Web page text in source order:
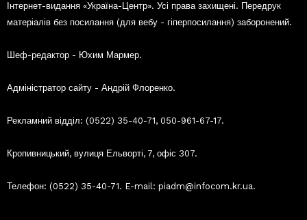
Інтернет-видання «Україна-Центр». Усі права захищені. Передрук
матеріалів без посилання (для вебу - гіперпосилання) заборонений.
Шеф-редактор - Юхим Мармер.
Адміністратор сайту - Андрій Флоренко.
Рекламний відділ: (0522) 35-40-71, 050-961-67-17.
Кропивницький, вулиця Ельворті, 7, офіс 307.
Телефон: (0522) 35-40-71. E-mail: piadm@infocom.kr.ua.